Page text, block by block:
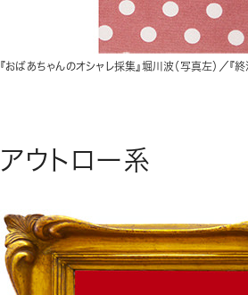
『おばあちゃんのオシャレ採集』堀川波（写真左）／
アウトロー系